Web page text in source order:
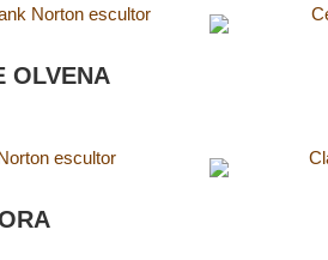
OLVENA